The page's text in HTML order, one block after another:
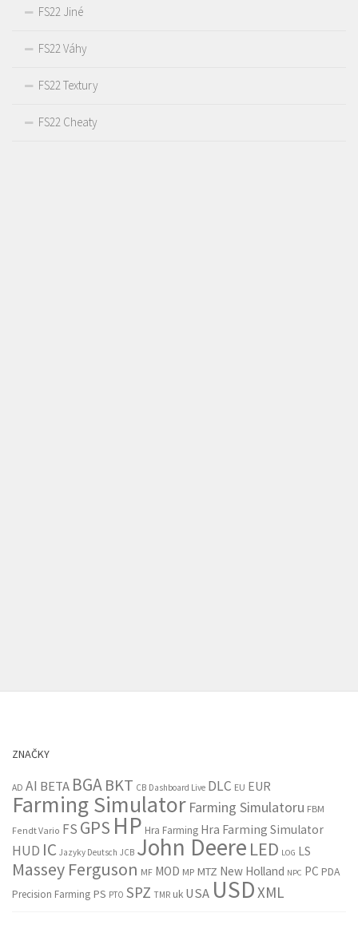
FS22 Jiné
FS22 Váhy
FS22 Textury
FS22 Cheaty
ZNAČKY
AD AI BETA BGABKT CB Dashboard Live DLC EU EUR
Farming Simulator Farming Simulatoru FBM
Fendt Vario FS GPS HP Hra Farming Hra Farming Simulator
HUD IC Jazyky Deutsch JCB John Deere LED LOG LS
Massey Ferguson MF MOD MP MTZ New Holland NPC PC PDA
Precision Farming PS PTO SPZ TMR uk USA USDXML